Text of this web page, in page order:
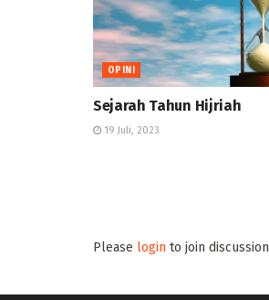
OPINI
Sejarah Tahun Hijriah
19 Juli, 2023
Please login to join discussion